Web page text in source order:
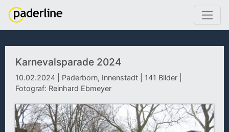
Karnevalsparade 2024
10.02.2024 | Paderborn, Innenstadt | 141 Bilder |
Fotograf: Reinhard Ebmeyer